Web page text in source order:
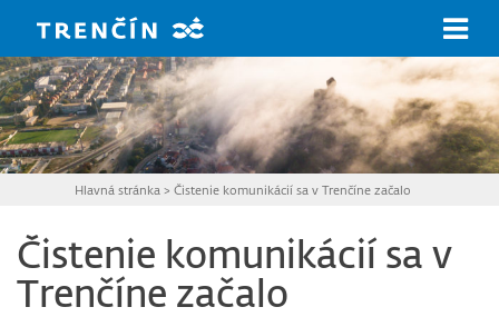
Hlavná stránka >Čistenie komunikácií sa v Trenčíne začalo
Čistenie komunikácií sa v
Trenčíne začalo